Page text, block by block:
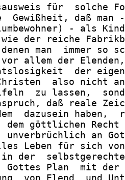
für  solche
Gewißheit, daß man
- als
der reiche
man  immer so
allem der
der
also nicht
zu lassen,
daß reale
dazusein haben,
dem göttlichen
unverbrüchlich an
Leben für sich
der
Gottes Plan  mit